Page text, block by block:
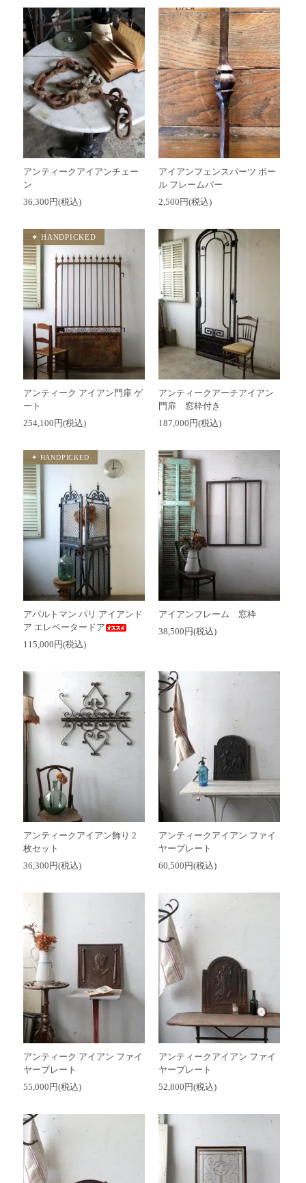
アンティークアイアンチェー
ン
36,300円(税込)
アイアンフェンスパーツ ポー
ル フレームバー
2,500円(税込)
アンティーク アイアン門扉 ゲ
ート
254,100円(税込)
アンティークアーチアイアン
門扉 窓枠付き
187,000円(税込)
アパルトマン パリ アイアンド
ア エレベータードア
115,000円(税込)
アイアンフレーム 窓枠
38,500円(税込)
アンティークアイアン飾り 2
枚セット
36,300円(税込)
アンティークアイアン ファイ
ヤープレート
60,500円(税込)
アンティーク アイアン ファイ
ヤープレート
55,000円(税込)
アンティークアイアン ファイ
ヤープレート
52,800円(税込)